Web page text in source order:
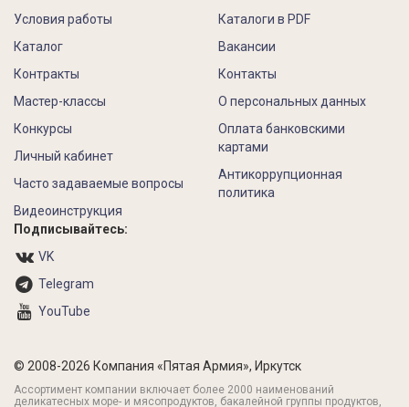
Условия работы
Каталог
Контракты
Каталоги в PDF
Вакансии
Контакты
Мастер-классы
Конкурсы
Личный кабинет
Часто задаваемые вопросы
Видеоинструкция
О персональных данных
Оплата банковскими
картами
Антикоррупционная
политика
Подписывайтесь:
VK
Telegram
YouTube
© 2008-2026 Компания «Пятая Армия», Иркутск
Ассортимент компании включает более 2000 наименований
деликатесных море- и мясопродуктов, бакалейной группы продуктов,